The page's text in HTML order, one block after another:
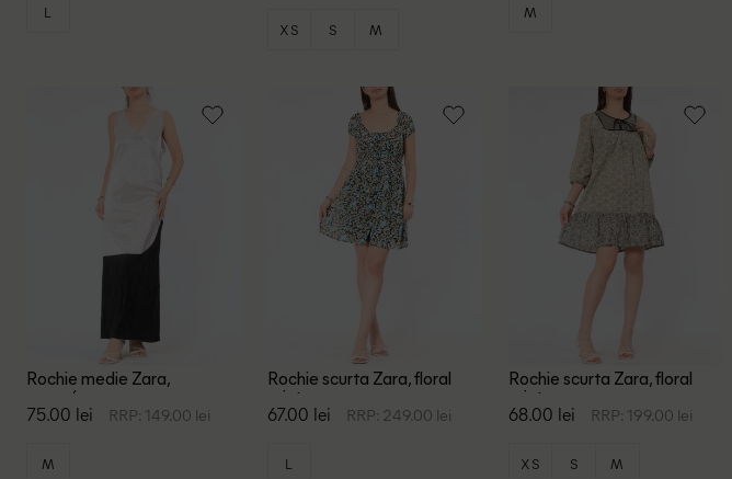
L
XS S M
M
Rochie medie Zara,
negru/crem
75.00 lei RRP: 149.00 lei
M
Rochie scurta Zara, floral
print
67.00 lei RRP: 249.00 lei
L
Rochie scurta Zara, floral
print
68.00 lei RRP: 199.00 lei
XS S M